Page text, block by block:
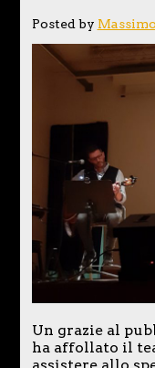
Posted by
Un grazie al
ha affollato il